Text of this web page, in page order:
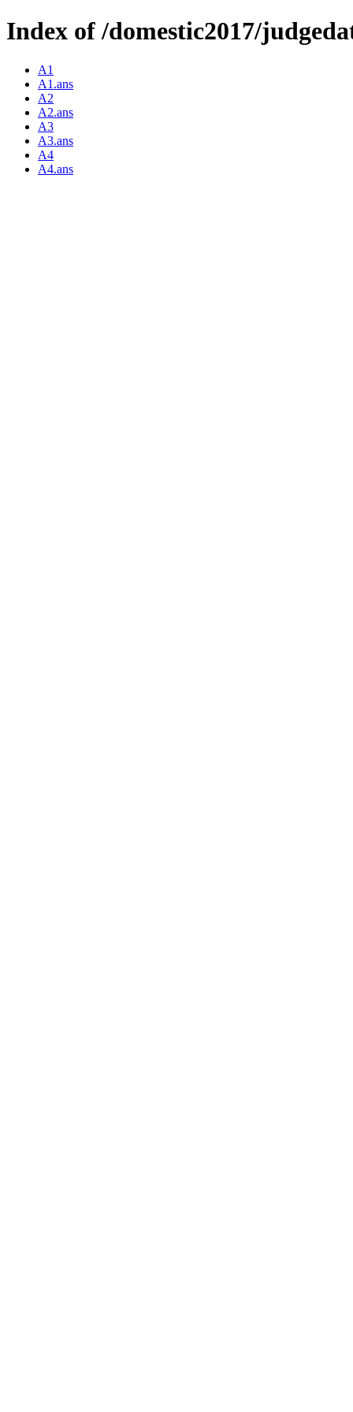
Index of /domestic2017/
A1
A1.ans
A2
A2.ans
A3
A3.ans
A4
A4.ans